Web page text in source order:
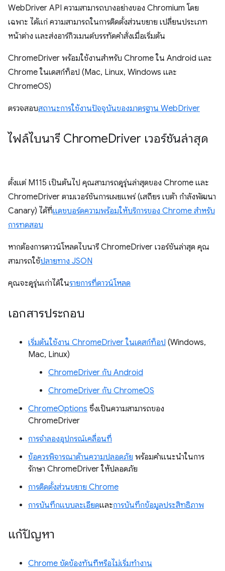
WebDriver API ความสามารถบางอย่างของ Chromium โดย
เฉพาะ ได้แก่ ความสามารถในการติดตั้งส่วนขยาย เปลี่ยนประเภท
หน้าต่าง และส่งอาร์กิวเมนต์บรรทัดคำสั่งเมื่อเริ่มต้น
ChromeDriver พร้อมใช้งานสำหรับ Chrome ใน Android และ
Chrome ในเดสก์ท็อป (Mac, Linux, Windows และ
ChromeOS)
ตรวจสอบสถานะการใช้งานปัจจุบันของมาตรฐาน WebDriver
ไฟล์ไบนารี ChromeDriver เวอร์ชันล่าสุด
ตั้งแต่ M115 เป็นต้นไป คุณสามารถดูรุ่นล่าสุดของ Chrome และ
ChromeDriver ตามเวอร์ชันการเผยแพร่ (เสถียร เบต้า กำลังพัฒนา
Canary) ได้ที่แดชบอร์ดความพร้อมให้บริการของ Chrome สําหรับ
การทดสอบ
หากต้องการดาวน์โหลดไบนารี ChromeDriver เวอร์ชันล่าสุด คุณ
สามารถใช้ปลายทาง JSON
คุณจะดูรุ่นเก่าได้ในรายการที่ดาวน์โหลด
เอกสารประกอบ
เริ่มต้นใช้งาน ChromeDriver ในเดสก์ท็อป (Windows,
Mac, Linux)
ChromeDriver กับ Android
ChromeDriver กับ ChromeOS
ChromeOptions ซึ่งเป็นความสามารถของ
ChromeDriver
การจําลองอุปกรณ์เคลื่อนที่
ข้อควรพิจารณาด้านความปลอดภัย พร้อมคําแนะนําในการ
รักษา ChromeDriver ให้ปลอดภัย
การติดตั้งส่วนขยาย Chrome
การบันทึกแบบละเอียดและการบันทึกข้อมูลประสิทธิภาพ
แก้ปัญหา
Chrome ขัดข้องทันทีหรือไม่เริ่มทำงาน